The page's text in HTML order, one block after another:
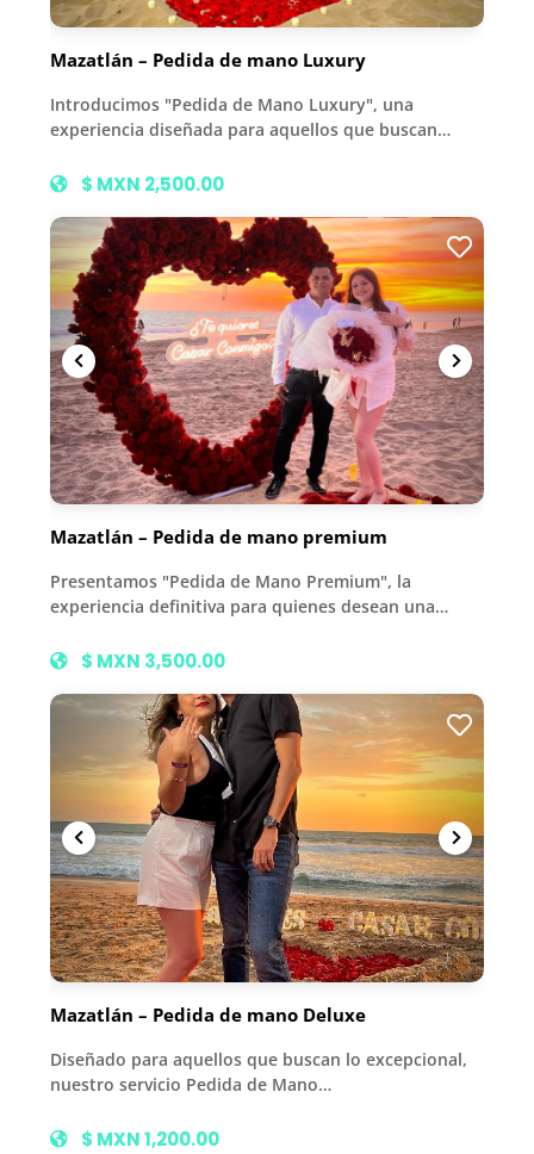
Mazatlán – Pedida de mano Luxury
Introducimos "Pedida de Mano Luxury", una
experiencia diseñada para aquellos que buscan…
$ MXN 2,500.00
Mazatlán – Pedida de mano premium
Presentamos "Pedida de Mano Premium", la
experiencia definitiva para quienes desean una…
$ MXN 3,500.00
Mazatlán – Pedida de mano Deluxe
Diseñado para aquellos que buscan lo excepcional,
nuestro servicio Pedida de Mano…
$ MXN 1,200.00